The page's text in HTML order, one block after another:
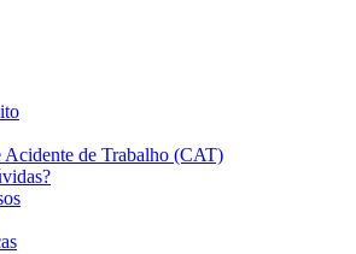
Acidente de Trabalho (CAT)